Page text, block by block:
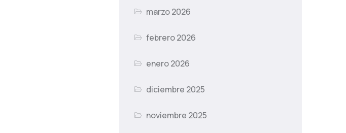
marzo 2026
febrero 2026
enero 2026
diciembre 2025
noviembre 2025